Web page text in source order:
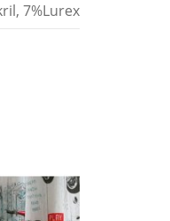
7%Lurex